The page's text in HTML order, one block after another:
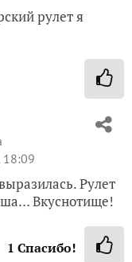
рулет я
18:09
Рулет
Вкуснотище!
1 Спасибо!